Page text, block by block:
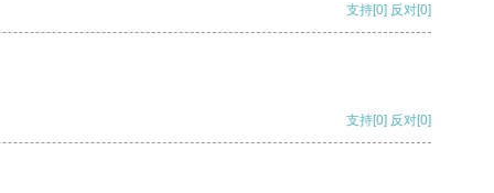
支持[0] 反对[0]
支持[0] 反对[0]